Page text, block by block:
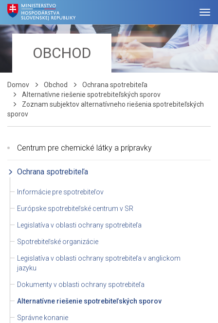
OBCHOD
Domov Obchod
Ochrana spotrebiteľa
Alternatívne riešenie spotrebiteľských sporov
Zoznam subjektov alternatívneho riešenia spotrebiteľských
sporov
Centrum pre chemické látky a prípravky
Ochrana spotrebiteľa
Informácie pre spotrebiteľov
Európske spotrebiteľské centrum v SR
Legislatíva v oblasti ochrany spotrebiteľa
Spotrebiteľské organizácie
Legislatíva v oblasti ochrany spotrebiteľa v anglickom
jazyku
Dokumenty v oblasti ochrany spotrebiteľa
Alternatívne riešenie spotrebiteľských sporov
Správne konanie